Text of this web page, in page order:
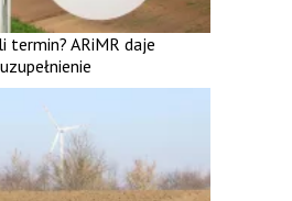
termin? ARiMR daje